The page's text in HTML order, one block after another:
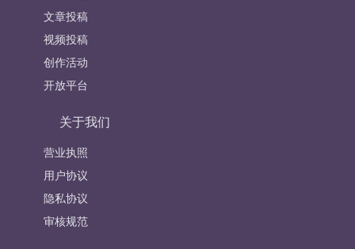
文章投稿
视频投稿
创作活动
开放平台
关于我们
营业执照
用户协议
隐私协议
审核规范